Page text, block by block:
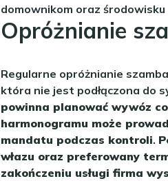
domownikom oraz środowisku
Opróżnianie
Regularne opróżnianie
która nie jest podłączona do
powinna planować wywóz
harmonogramu może
mandatu podczas kontroli.
włazu oraz preferowany
zakończeniu usługi firma